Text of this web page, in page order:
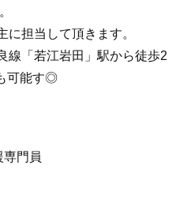
担当して頂きます。
線「若江岩田」駅から徒歩2
可能す◎
門員